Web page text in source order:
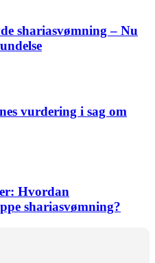
shariasvømning – Nu
vurdering i sag om
Hvordan
shariasvømning?